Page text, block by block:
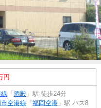
円
「 酒殿 」駅 徒歩24分
空港線 「 福岡空港 」駅 バス8